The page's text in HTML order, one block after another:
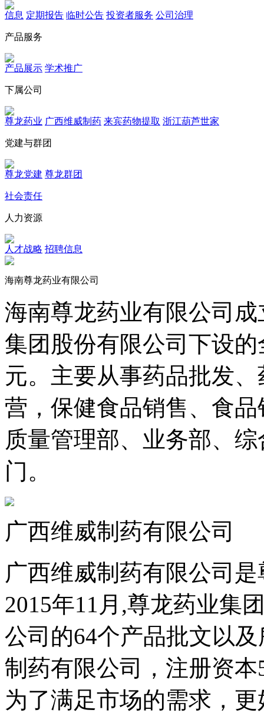
信息 定期报告 临时公告 投资者服务 公司治理
产品服务
产品展示 学术推广
下属公司
尊龙药业 广西维威制药 来宾药物提取 浙江葫芦世家
党建与群团
尊龙党建 尊龙群团
社会责任
人力资源
人才战略 招聘信息
海南尊龙药业有限公司
海南尊龙药业有限公司
集团股份有限公司下设
元。主要从事药品批发
营，保健食品销售、食
质量管理部、业务部、
门。
广西维威制药有限公司
广西维威制药有限公司
2015年11月,尊龙药业集
公司的64个产品批文以
制药有限公司，注册资本
为了满足市场的需求，